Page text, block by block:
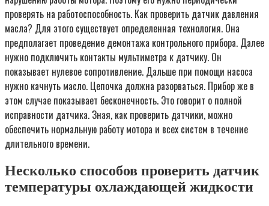
проверять на работоспособность. Как проверить датчик давления
масла? Для этого существует определенная технология. Она
предполагает проведение демонтажа контрольного прибора. Далее
нужно подключить контакты мультиметра к датчику. Он
показывает нулевое сопротивление. Дальше при помощи насоса
нужно качнуть масло. Цепочка должна разорваться. Прибор же в
этом случае показывает бесконечность. Это говорит о полной
исправности датчика. Зная, как проверить датчики, можно
обеспечить нормальную работу мотора и всех систем в течение
длительного времени.
Несколько способов проверить датчик
температуры охлаждающей жидкости